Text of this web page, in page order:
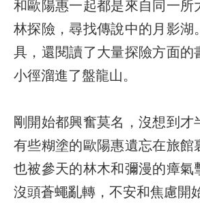
和歐陽惠一起都是來自同一
林探險，尋找傳說中的月影
具，還閱讀了大量探險方面
小徑溜進了盤龍山。
剛開始都興奮莫名，沒想到
有些糊塗的歐陽惠遺忘在旅
也被參天的林木和彌漫的瘴
沒頭蒼蠅亂轉，不安和焦慮開